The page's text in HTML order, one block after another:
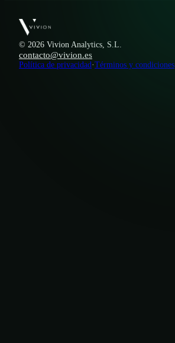
© 2026 Vivion Analytics, S.L.
contacto@vivion.es
Política de privacidad·Términos y condiciones